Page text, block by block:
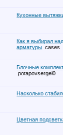
Кухонные
Как я выбирал
арматуры cases
Блочные
potapovsergei0
Насколько
Цветная